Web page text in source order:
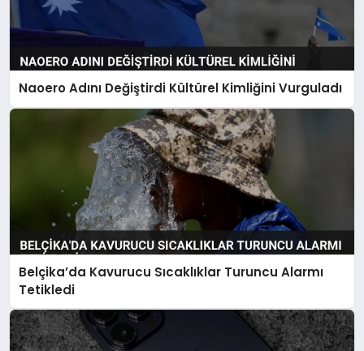
Naoero Adını Değiştirdi Kültürel Kimliğini Vurguladı
Belçika’da Kavurucu Sıcaklıklar Turuncu Alarmı
Tetikledi